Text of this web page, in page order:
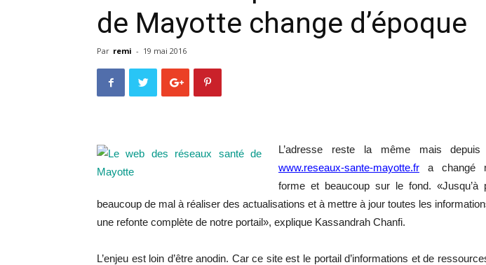
de Mayotte change d’époque
Par remi - 19 mai 2016
L’adresse reste la même mais
www.reseaux-sante-mayotte.fr a changé
forme et beaucoup sur le fond. «Jusqu’à
beaucoup de mal à réaliser des actualisations et à mettre à jour toutes les
une refonte complète de notre portail», explique Kassandrah Chanfi.
L’enjeu est loin d’être anodin. Car ce site est le portail d’informations et de